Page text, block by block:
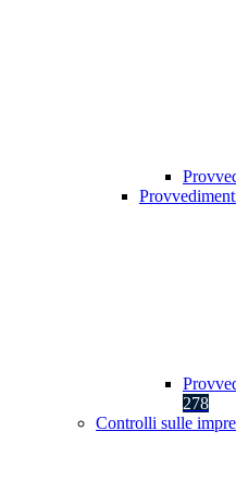
278
Controlli sulle